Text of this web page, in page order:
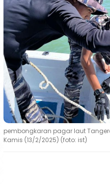
pembongkaran pagar laut
Kamis (13/2/2025) (foto: ist)